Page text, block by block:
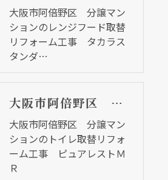
大阪市阿倍野区 分譲マン
ションのレンジフード取替
リフォーム工事 タカラス
タンダ…
大阪市阿倍野区 分譲マンションのトイレ取替リフォーム工事 ピュアレストＭＲ
大阪市阿倍野区 分譲マン
ションのトイレ取替リフォ
ーム工事 ピュアレストＭ
Ｒ